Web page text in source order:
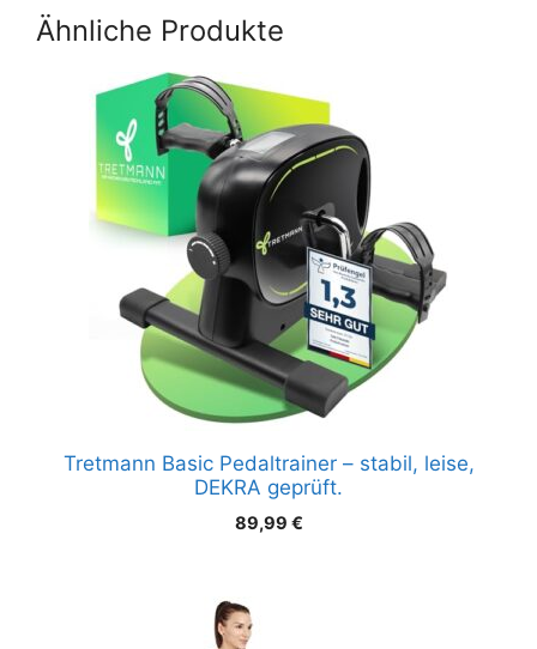
Anfängerleitfaden
Ähnliche Produkte
Tretmann Basic Pedaltrainer – stabil, leise,
DEKRA geprüft.
89,99 €